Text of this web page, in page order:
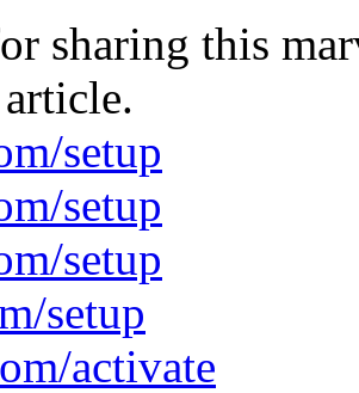
sharing this
setup
setup
setup
setup
activate